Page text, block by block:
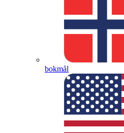
bokmål